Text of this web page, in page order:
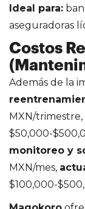
Ideal para:
aseguradoras
Costos
Además de la
MXN/trimestre,
$50,000-
monitoreo y
MXN/mes,
$100,000-